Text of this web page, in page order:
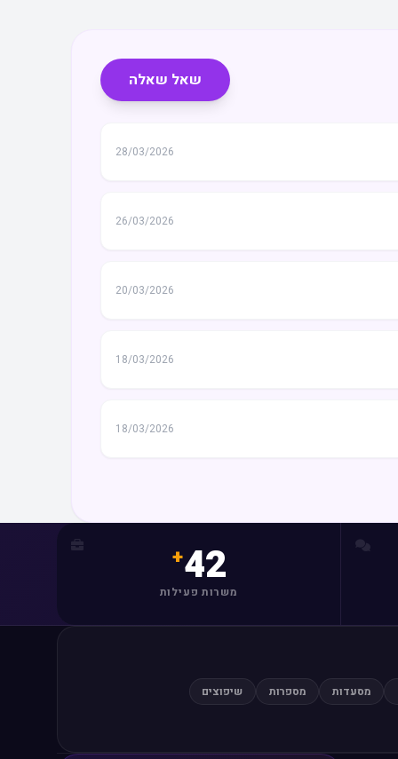
שאל שאלה
28/03/2026
26/03/2026
20/03/2026
18/03/2026
18/03/2026
42
משרות פעילות
מסעדות מספרות שיפוצים